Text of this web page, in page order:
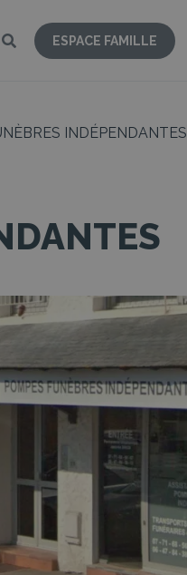
ESPACE FAMILLE
INDÉPENDANTES